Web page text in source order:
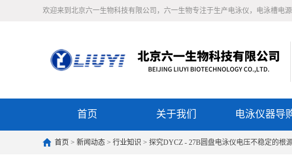
欢迎来到北京六一生物科技有限公司，六一生物专注于生产电泳仪，电泳槽电
首页 关于我们 电泳仪器导
首页 > 新闻动态 > 行业知识 > 探究DYCZ - 27B圆盘电泳仪电压不稳定的根